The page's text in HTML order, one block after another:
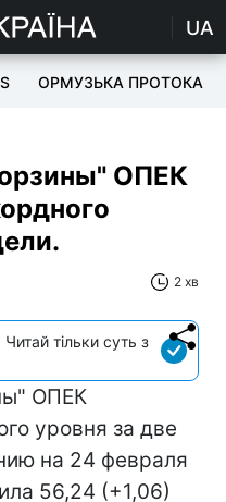
UA
ОРМУЗЬКА ПРОТОКА
ОПЕК
2 хв
тільки суть з
ОПЕК
уровня за две
на 24 февраля
56,24 (+1,06)